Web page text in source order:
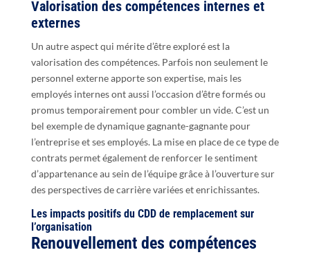
Valorisation des compétences internes et
externes
Un autre aspect qui mérite d’être exploré est la
valorisation des compétences. Parfois non seulement le
personnel externe apporte son expertise, mais les
employés internes ont aussi l’occasion d’être formés ou
promus temporairement pour combler un vide. C’est un
bel exemple de dynamique gagnante-gagnante pour
l’entreprise et ses employés. La mise en place de ce type de
contrats permet également de renforcer le sentiment
d’appartenance au sein de l’équipe grâce à l’ouverture sur
des perspectives de carrière variées et enrichissantes.
Les impacts positifs du CDD de remplacement sur
l’organisation
Renouvellement des compétences